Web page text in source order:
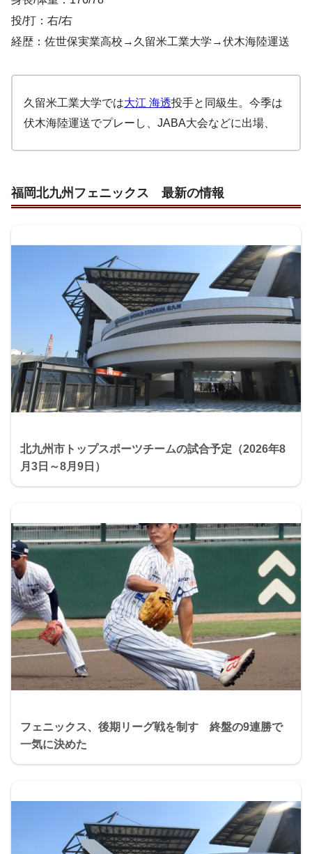
投/打：右/右
経歴：佐世保実業高校→久留米工業大学→伏木海陸運送
久留米工業大学では大江 海透投手と同級生。今季は
伏木海陸運送でプレーし、JABA大会などに出場、
福岡北九州フェニックス 最新の情報
北九州市トップスポーツチームの試合予定（2026年8
月3日～8月9日）
フェニックス、後期リーグ戦を制す 終盤の9連勝で
一気に決めた